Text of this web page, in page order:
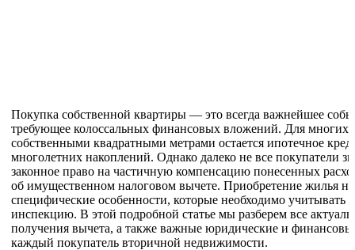
Покупка собственной квартиры — это всегда важнейшее
требующее колоссальных финансовых вложений. Для многих
собственными квадратными метрами остается ипотечное
многолетних накоплений. Однако далеко не все покупатели
законное право на частичную компенсацию понесенных
об имущественном налоговом вычете. Приобретение жилья
специфические особенности, которые необходимо учитывать
инспекцию. В этой подробной статье мы разберем все
получения вычета, а также важные юридические и
каждый покупатель вторичной недвижимости.